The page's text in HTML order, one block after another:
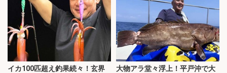
イカ100匹超え釣果続々！玄界
大物アラ堂々浮上！平戸沖で大